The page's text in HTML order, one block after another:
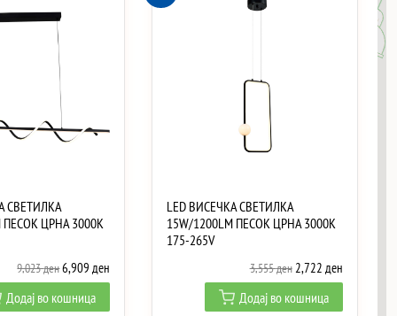
СВЕТИЛКА
ПЕСОК ЦРНА 3000K
9,023денOriginal
price
was:
6,909ден
price
is:
Додај во кошница
LED ВИСЕЧКА СВЕТИЛКА
15W/1200LM ПЕСОК ЦРНА 3000K
175-265V
3,555ден Original
price
was:
2,722 денCurrent
price
is:
Додај во кошница